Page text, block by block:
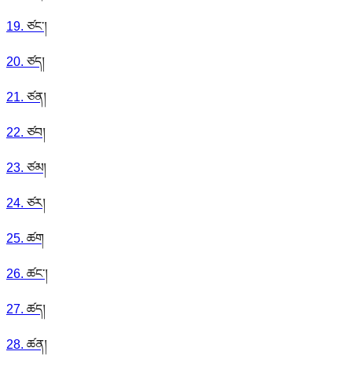
19. ཙང་།
20. ཙད།
21. ཙན།
22. ཙབ།
23. ཙམ།
24. ཙར།
25. ཚག
26. ཚང་།
27. ཚད།
28. ཚན།